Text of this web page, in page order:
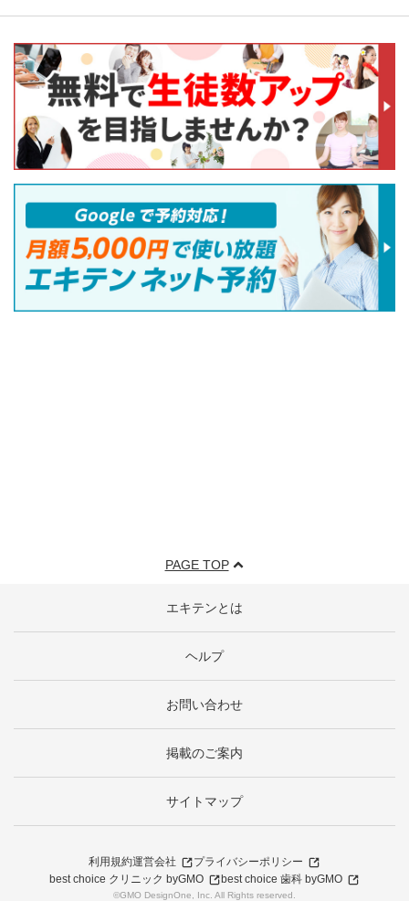
PAGE TOP
エキテンとは
ヘルプ
お問い合わせ
掲載のご案内
サイトマップ
利用規約運営会社
プライバシーポリシー
best choice クリニック byGMO
best choice 歯科 byGMO
©GMO DesignOne, Inc. All Rights reserved.